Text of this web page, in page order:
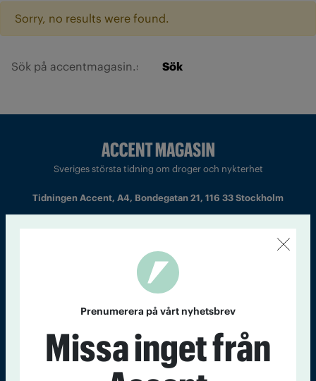
Sorry, no results were found.
Sök
Sveriges största tidning om droger och nykterhet
Tidningen Accent, A4, Bondegatan 21, 116 33 Stockholm
Chefredaktör och ansvarig utgivare: Barbro Janson Lundkvist,
barbro@a4.se.
Prenumerera på vårt nyhetsbrev
Missa inget från